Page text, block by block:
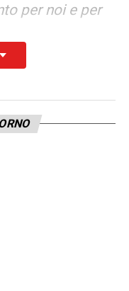
per noi e per